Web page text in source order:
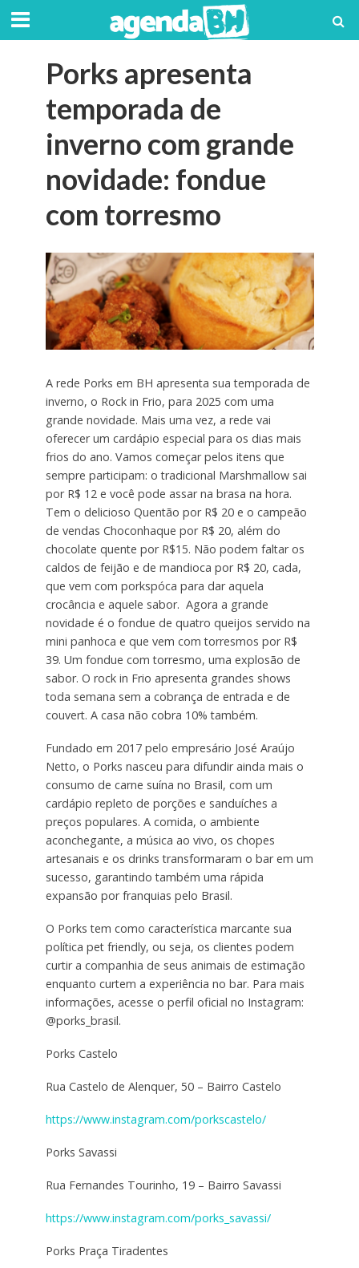
Porks apresenta
temporada de
inverno com grande
novidade: fondue
com torresmo
A rede Porks em BH apresenta sua temporada de
inverno, o Rock in Frio, para 2025 com uma
grande novidade. Mais uma vez, a rede vai
oferecer um cardápio especial para os dias mais
frios do ano. Vamos começar pelos itens que
sempre participam: o tradicional Marshmallow sai
por R$ 12 e você pode assar na brasa na hora.
Tem o delicioso Quentão por R$ 20 e o campeão
de vendas Choconhaque por R$ 20, além do
chocolate quente por R$15. Não podem faltar os
caldos de feijão e de mandioca por R$ 20, cada,
que vem com porkspóca para dar aquela
crocância e aquele sabor. Agora a grande
novidade é o fondue de quatro queijos servido na
mini panhoca e que vem com torresmos por R$
39. Um fondue com torresmo, uma explosão de
sabor. O rock in Frio apresenta grandes shows
toda semana sem a cobrança de entrada e de
couvert. A casa não cobra 10% também.
Fundado em 2017 pelo empresário José Araújo
Netto, o Porks nasceu para difundir ainda mais o
consumo de carne suína no Brasil, com um
cardápio repleto de porções e sanduíches a
preços populares. A comida, o ambiente
aconchegante, a música ao vivo, os chopes
artesanais e os drinks transformaram o bar em um
sucesso, garantindo também uma rápida
expansão por franquias pelo Brasil.
O Porks tem como característica marcante sua
política pet friendly, ou seja, os clientes podem
curtir a companhia de seus animais de estimação
enquanto curtem a experiência no bar. Para mais
informações, acesse o perfil oficial no Instagram:
@porks_brasil.
Porks Castelo
Rua Castelo de Alenquer, 50 – Bairro Castelo
https://www.instagram.com/porkscastelo/
Porks Savassi
Rua Fernandes Tourinho, 19 – Bairro Savassi
https://www.instagram.com/porks_savassi/
Porks Praça Tiradentes